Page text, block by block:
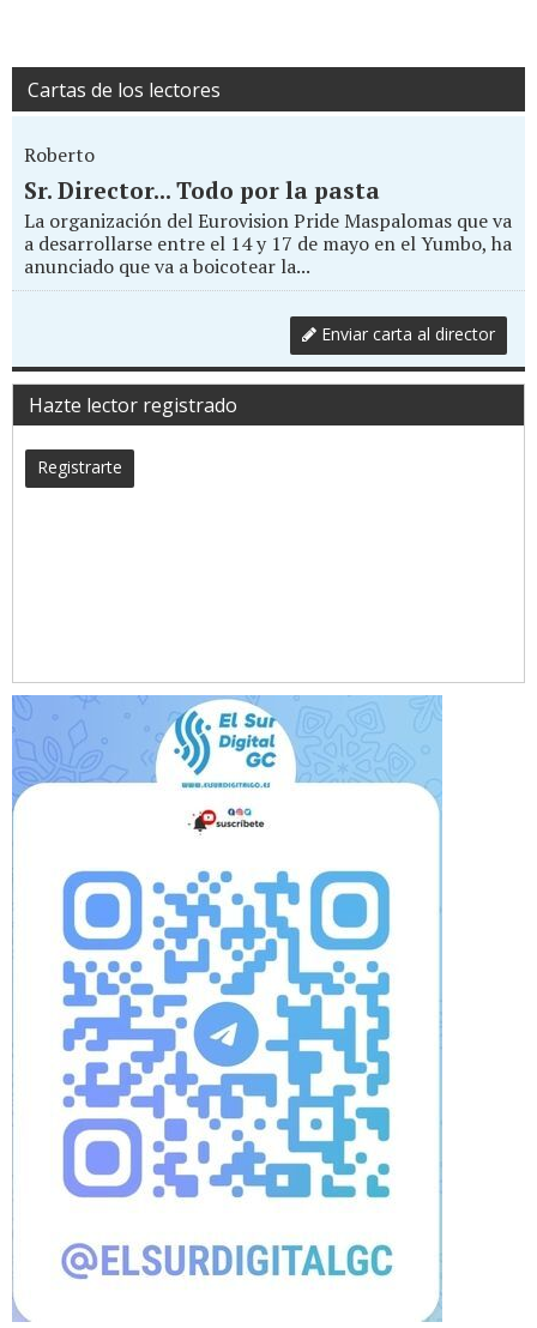
Cartas de los lectores
Roberto
Sr. Director... Todo por la pasta
La organización del Eurovision Pride Maspalomas que va
a desarrollarse entre el 14 y 17 de mayo en el Yumbo, ha
anunciado que va a boicotear la...
Enviar carta al director
Hazte lector registrado
Registrarte